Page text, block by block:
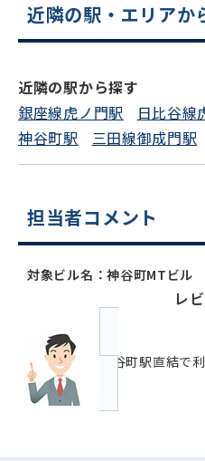
近隣の駅・エリアか
近隣の駅から探す
銀座線虎ノ門駅
日比谷線
神谷町駅
三田線御成門駅
担当者コメント
対象ビル名：神谷町MTビル
レ
神谷町駅直結で